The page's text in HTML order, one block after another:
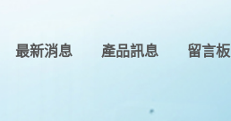
最新消息 產品訊息 留言板